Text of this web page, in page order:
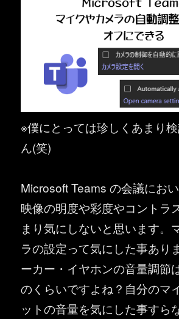
※僕にとっては珍しくあまり
ん(笑)
Microsoft Teams の会議にお
映像の明度や彩度やコントラ
まり気にしないと思います。
ラの設定って気にした事あり
ーカー・イヤホンの音量調節
のくらいですよね？自分のマ
ットの音量を気にした事すら